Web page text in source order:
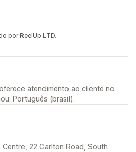
por ReelUp LTD..
atendimento ao cliente no
Português (brasil).
Centre, 22 Carlton Road, South